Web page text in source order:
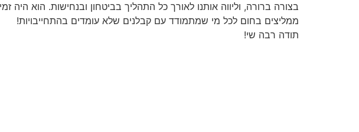
בצורה ברורה, וליווה אותנו לאורך כל התהליך בביטחון ובנחישות. הוא היה
ממליצים בחום לכל מי שמתמודד עם קבלנים שלא עומדים בהתחייבויות!
תודה רבה שי!